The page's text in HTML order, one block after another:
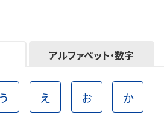
アルファベット・数字
う え お か